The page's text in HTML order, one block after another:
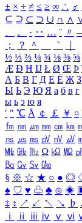
± × ÷ ≠ ≤ ≥ ∞ ∴ ♂
⊆ ⊇ ⊂ ⊃ ∪ ∩ ∧
、
。 · ‥ … ¨ 〃
；
？ ＾ ｀
½ ⅓ ⅔ ¼ ¾ ⅛ ⅜ ⅝
Æ Ð Ħ Ĳ Ł Ø Œ Þ
А Б В Г Д Е Ё Ж З
Ы Ь Э Ю Я а б в г
ы ь э ю я
′ ″ ℃ Å ￠ ￡ ￥ ¤
㎙ ㎚ ㎛ ㎜ ㎝ ㎞
㎱ ㎲ ㎳ ㎴ ㎵ ㎶
㎒ ㎓ ㎔ Ω ㏀ ㏁
㏃ ㏉ ㏜ ㏆
§ ※ ☆ ★ ○ ● ◎
♠ ♡ ♥ ♧ ♣ ⊙ ◈
‡ ↕ ↗ ↙ ↖ ↘ ♭
ⅰ
ⅱ ⅲ ⅳ ⅴ ⅵ